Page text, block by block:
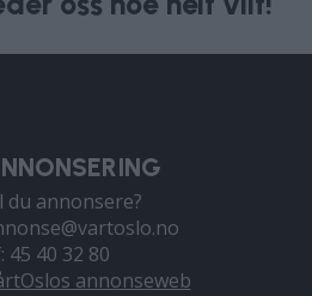
du annonsere?
45 40 32 80
annonseweb